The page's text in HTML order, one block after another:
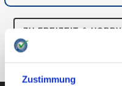
Zustimmung
ZU FREIZEIT & HOBBY